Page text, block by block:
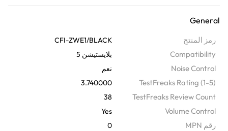
مشغلات مغناطيسية مسطح و تقنيةPlayStation Link™، سماعات الأذن
اللاسلكية ستمنحك أداء فائق الواقعية. يمكنك الحصول على صوتيات تغمرك
والتقاط الصوت بوضوح تام أينما كنت تلعب، بفضل خاصية رفض الضوضاء
المدعومة بالذكاء الاصطناعي، وإمكانية الاتصال بأجهزة متعددة، وما يصل
إجمالياً إلى 15 ساعة من وقت اللعب، بما في ذلك علبة الشحن.
General
رمز المنتج CFI-ZWE1/BLACK
Compatibility بلايستيشن 5
Noise Control نعم
TestFreaks Rating (1-5)
3.740000
TestFreaks Review Count
38
Volume Control
Yes
رقم MPN 0